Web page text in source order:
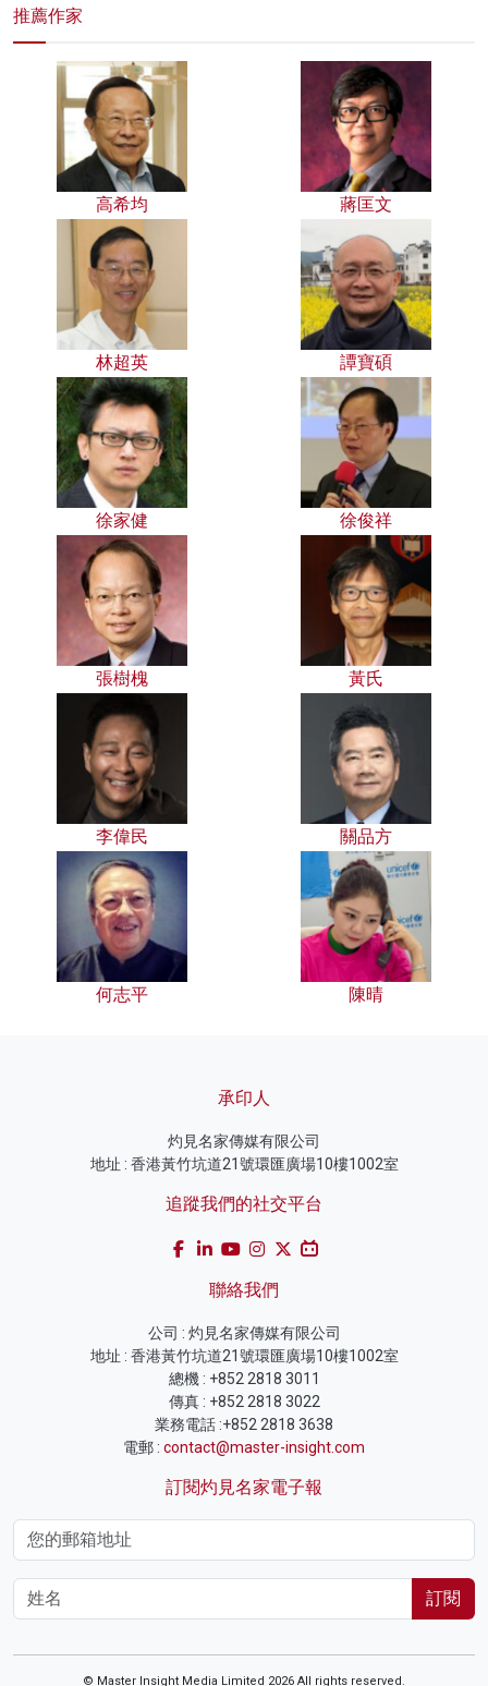
推薦作家
高希均 蔣匡文
林超英 譚寶碩
徐家健 徐俊祥
張樹槐 黃氏
李偉民 關品方
何志平 陳晴
承印人
灼見名家傳媒有限公司
地址 : 香港黃竹坑道21號環匯廣場10樓1002室
追蹤我們的社交平台
聯絡我們
公司 : 灼見名家傳媒有限公司
地址 : 香港黃竹坑道21號環匯廣場10樓1002室
總機 : +852 2818 3011
傳真 : +852 2818 3022
業務電話 :+852 2818 3638
電郵 : contact@master-insight.com
訂閱灼見名家電子報
訂閱
© Master Insight Media Limited 2026 All rights reserved.